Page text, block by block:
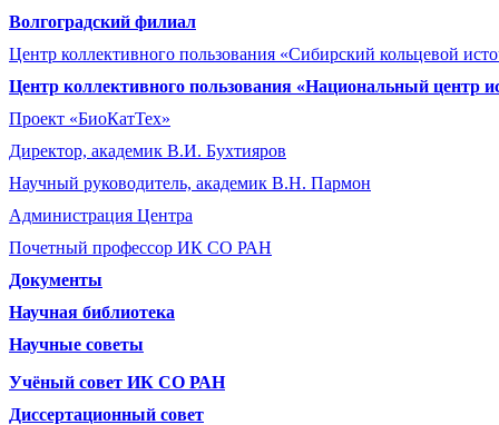
Волгоградский филиал
Центр коллективного пользования «Сибирский кольцевой
Центр коллективного пользования «Национальный центр
Проект «БиоКатТех»
Директор, академик В.И. Бухтияров
Научный руководитель, академик В.Н. Пармон
Администрация Центра
Почетный профессор ИК СО РАН
Документы
Научная библиотека
Научные советы
Учёный совет ИК СО РАН
Диссертационный совет